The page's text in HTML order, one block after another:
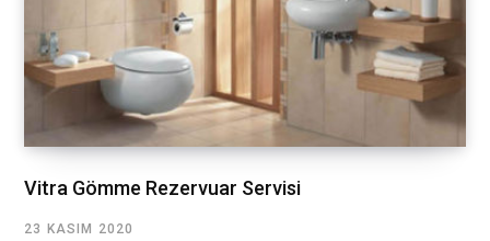
Vitra Gömme Rezervuar Servisi
23 KASIM 2020